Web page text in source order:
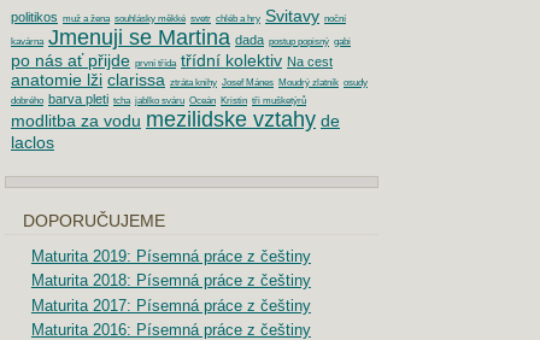
politikos muž a žena souhlásky měkké svetr chléb a hry Svitavy noční
kavárna Jmenuji se Martina dada postup popisný gabi
po nás ať přijde první třída třídní kolektiv Na cest
anatomie lži clarissa ztráta knihy Josef Mánes Moudrý zlatník osudy
dobrého barva pleti tcha jablko sváru Oceán Kristin tři mušketýrů
modlitba za vodu mezilidske vztahy de
laclos
DOPORUČUJEME
Maturita 2019: Písemná práce z češtiny
Maturita 2018: Písemná práce z češtiny
Maturita 2017: Písemná práce z češtiny
Maturita 2016: Písemná práce z češtiny